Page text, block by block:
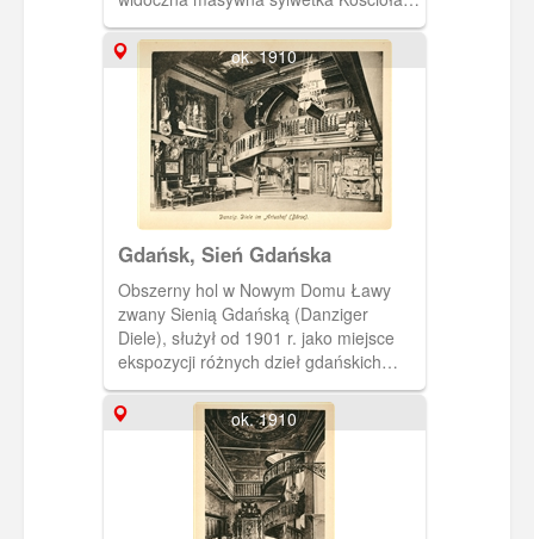
Mariackiego.
ok. 1910
Gdańsk, Sień Gdańska
Obszerny hol w Nowym Domu Ławy
zwany Sienią Gdańską (Danziger
Diele), służył od 1901 r. jako miejsce
ekspozycji różnych dzieł gdańskich
rzemieślników, w sporej części
pochodzących z kolekcji Lessera
Giełdzińskiego. Fotografia pochodzi z
albumu "Danzig und Umgebung in
ok. 1910